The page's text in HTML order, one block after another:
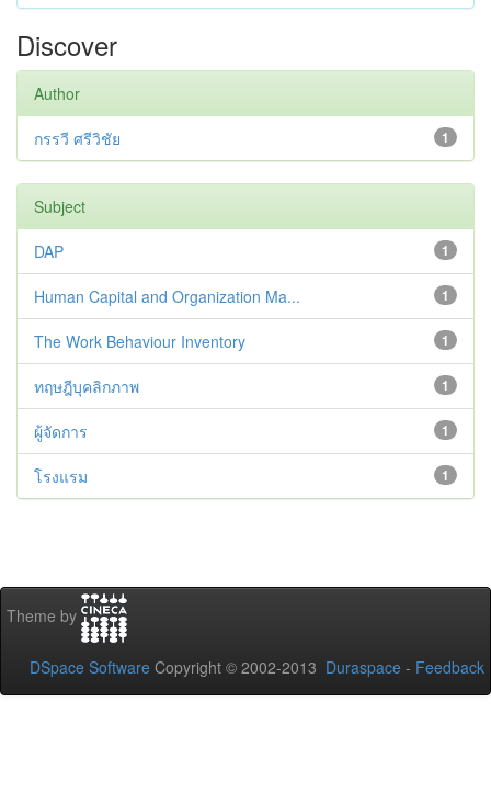
Discover
Author
1
กรรวี ศรีวิชัย
Subject
1
DAP
1
Human Capital and Organization Ma...
1
The Work Behaviour Inventory
1
ทฤษฎีบุคลิกภาพ
1
ผู้จัดการ
1
โรงแรม
Theme by
DSpace Software Copyright © 2002-2013 Duraspace - Feedback